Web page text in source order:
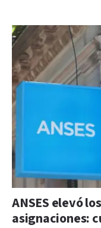
ANSES elevó
asignaciones: